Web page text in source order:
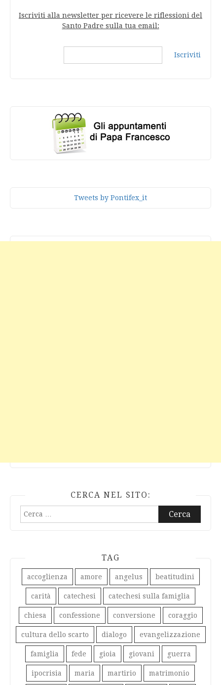
Iscriviti alla newsletter per ricevere le riflessioni del
Santo Padre sulla tua email:
Iscriviti
Tweets by Pontifex_it
CERCA NEL SITO:
Ricerca
TAG
accoglienza amore angelus beatitudini
carità catechesi catechesi sulla famiglia
chiesa confessione conversione coraggio
cultura dello scarto dialogo evangelizzazione
famiglia fede gioia giovani guerra
ipocrisia maria martirio matrimonio